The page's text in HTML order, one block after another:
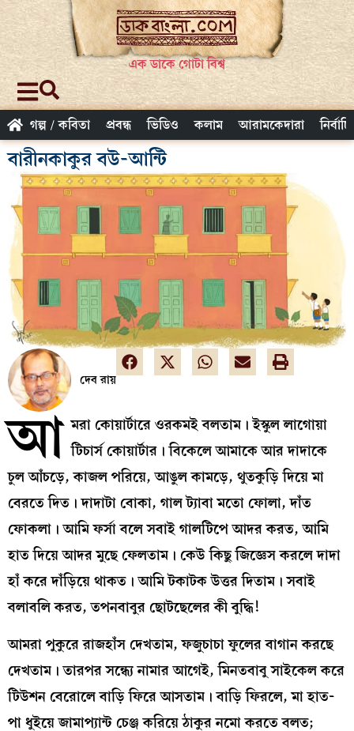
এক ডাকে গোটা বিশ্ব
গল্প / কবিতা প্রবন্ধ ভিডিও কলাম আরামকেদারা
বারীনকাকুর বউ-আন্টি
দেব রায়
আ মরা কোয়ার্টারে ওরকমই বলতাম। ইস্কুল লাগোয়া
টিচার্স কোয়ার্টার। বিকেলে আমাকে আর দাদাকে
চুল আঁচড়ে, কাজল পরিয়ে, আঙুল কামড়ে, থুতকুড়ি দিয়ে মা
বেরতে দিত। দাদাটা বোকা, গাল ট্যাবা মতো ফোলা, দাঁত
ফোকলা। আমি ফর্সা বলে সবাই গালটিপে আদর করত, আমি
হাত দিয়ে আদর মুছে ফেলতাম। কেউ কিছু জিজ্ঞেস করলে দাদা
হাঁ করে দাঁড়িয়ে থাকত। আমি টকাটক উত্তর দিতাম। সবাই
বলাবলি করত, তপনবাবুর ছোটছেলের কী বুদ্ধি!
আমরা পুকুরে রাজহাঁস দেখতাম, ফজুচাচা ফুলের বাগান করছে
দেখতাম। তারপর সন্ধ্যে নামার আগেই, মিনতবাবু সাইকেল করে
টিউশন বেরোলে বাড়ি ফিরে আসতাম। বাড়ি ফিরলে, মা হাত-
পা ধুইয়ে জামাপ্যান্ট চেঞ্জ করিয়ে ঠাকুর নমো করতে বলত;